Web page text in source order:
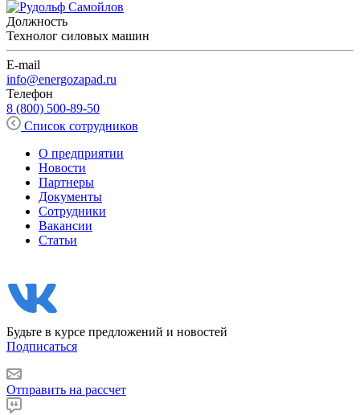
Должность
Технолог силовых машин
E-mail
info@energozapad.ru
Телефон
8 (800) 500-89-50
Список сотрудников
О предприятии
Новости
Партнеры
Документы
Сотрудники
Вакансии
Статьи
Будьте в курсе предложений и новостей
Подписаться
Отправить на рассчет